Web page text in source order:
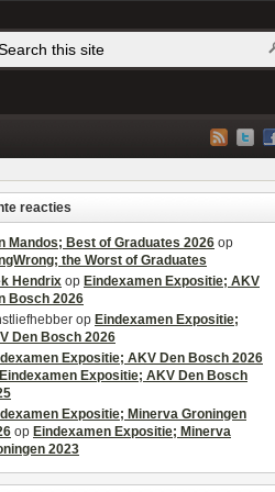
reacties
Mandos; Best of Graduates 2026 op
the Worst of Graduates
Hendrix op Eindexamen Expositie; AKV
Bosch 2026
op Eindexamen Expositie;
Den Bosch 2026
Expositie; AKV Den Bosch 2026
Eindexamen Expositie; AKV Den Bosch
Expositie; Minerva Groningen
op Eindexamen Expositie; Minerva
2023